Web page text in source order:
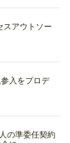
スアウトソー
入をプロデ
の準委任契約